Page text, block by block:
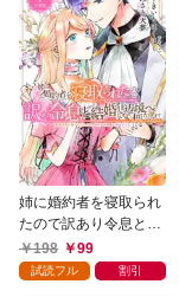
姉に婚約者を寝取られ
たので訳あり令息と結
婚して辺境へと向かい
ます ～苦労の先に待っ
198 99
試読フル 割引